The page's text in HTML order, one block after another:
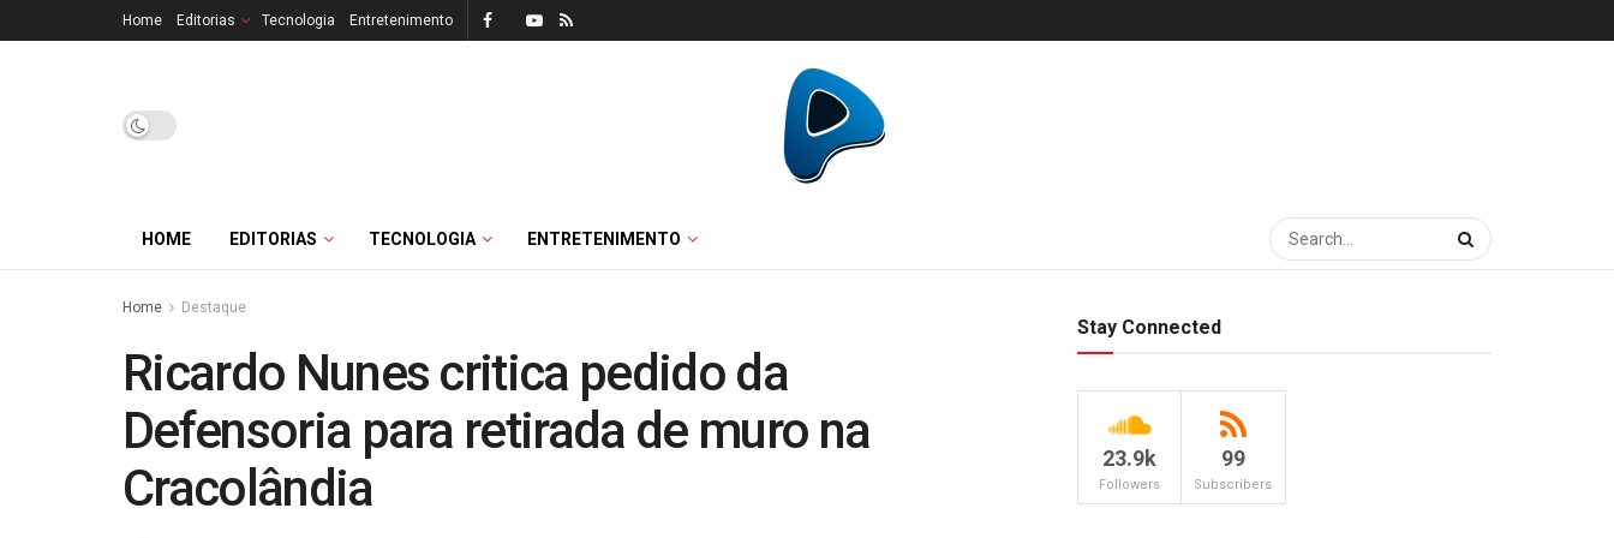
Home Editorias Tecnologia Entretenimento
HOME EDITORIAS TECNOLOGIA ENTRETENIMENTO
Home Destaque
Ricardo Nunes critica pedido da
Defensoria para retirada de muro na
Cracolândia
Stay Connected
23.9k
Followers
99
Subscribers